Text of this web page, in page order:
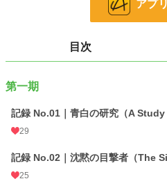
事件現場に足を踏み入れることなく、た
その手法は、誰もが認める名探偵であり、
彼女の意識は、どこから来たのか、誰が“
その答えは、事件の中に隠されている。
記録を超えて、見逃された真実を追う──
次々と襲いかかる事件の中で、シャルロ
小説 12,123 位 / 229,002 件
アプ
目次
第一期
記録 No.01｜青白の研究（A
29
記録 No.02｜沈黙の目撃者（The
25